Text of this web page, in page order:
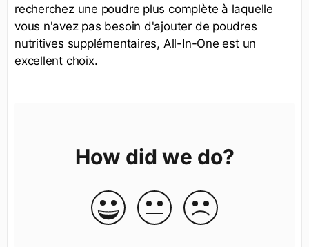
recherchez une poudre plus complète à laquelle
vous n'avez pas besoin d'ajouter de poudres
nutritives supplémentaires, All-In-One est un
excellent choix.
How did we do?